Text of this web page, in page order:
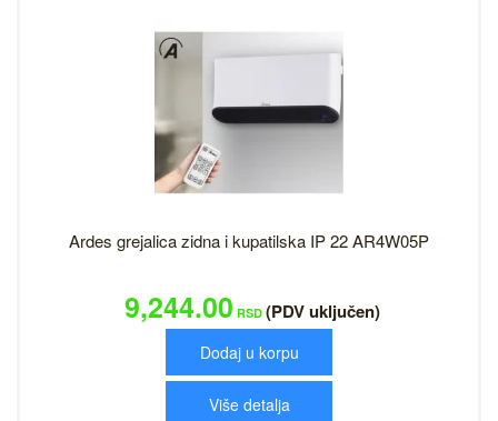
Ardes grejalica zidna i kupatilska IP 22 AR4W05P
9,244.00 RSD (PDV uključen)
Dodaj u korpu
Više detalja